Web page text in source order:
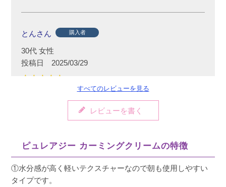
とんさん 購入者
30代 女性
投稿日
2025/03/29
ナイアシンアミドが入っているクリームを探し
ていたので嬉しいです。
MIP 購入者
すべてのレビューを見る
レビューを書く
ピュレアジー カーミングクリームの特徴
①水分感が高く軽いテクスチャーなので朝も使用しやすい
タイプです。